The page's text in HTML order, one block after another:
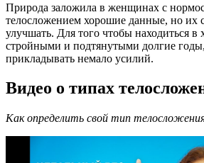
Природа заложила в женщинах с
телосложением хорошие данные, но их
улучшать. Для того чтобы находиться
стройными и подтянутыми долгие
прикладывать немало усилий.
Видео о типах
Как определить свой тип